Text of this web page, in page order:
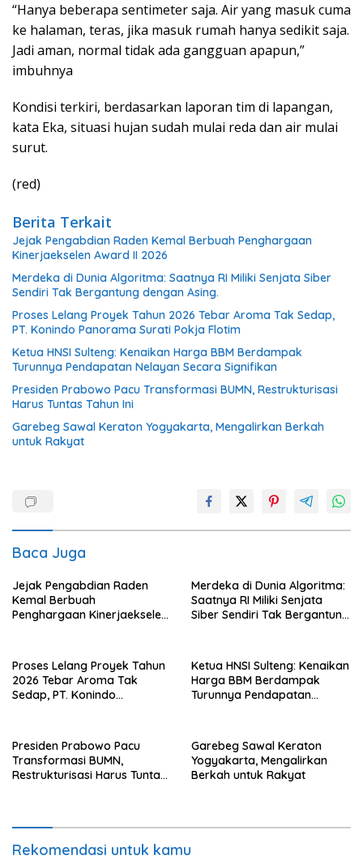
“Hanya beberapa sentimeter saja. Air yang masuk cuma
ke halaman, teras, jika masuk rumah hanya sedikit saja.
Jadi aman, normal tidak ada gangguan apapun,”
imbuhnya
Kondisi terkiri, berdasarkan laporan tim di lapangan,
kata Eka, situasi hujan sudah mulai reda dan air mulai
surut.
(red)
Berita Terkait
Jejak Pengabdian Raden Kemal Berbuah Penghargaan
Kinerjaekselen Award II 2026
Merdeka di Dunia Algoritma: Saatnya RI Miliki Senjata Siber
Sendiri Tak Bergantung dengan Asing.
Proses Lelang Proyek Tahun 2026 Tebar Aroma Tak Sedap,
PT. Konindo Panorama Surati Pokja Flotim
Ketua HNSI Sulteng: Kenaikan Harga BBM Berdampak
Turunnya Pendapatan Nelayan Secara Signifikan
Presiden Prabowo Pacu Transformasi BUMN, Restrukturisasi
Harus Tuntas Tahun Ini
Garebeg Sawal Keraton Yogyakarta, Mengalirkan Berkah
untuk Rakyat
Baca Juga
Jejak Pengabdian Raden
Kemal Berbuah
Penghargaan Kinerjaekselen
Merdeka di Dunia Algoritma:
Saatnya RI Miliki Senjata
Siber Sendiri Tak Bergantung
Proses Lelang Proyek Tahun
2026 Tebar Aroma Tak
Sedap, PT. Konindo
Ketua HNSI Sulteng: Kenaikan
Harga BBM Berdampak
Turunnya Pendapatan
Presiden Prabowo Pacu
Transformasi BUMN,
Restrukturisasi Harus Tuntas
Garebeg Sawal Keraton
Yogyakarta, Mengalirkan
Berkah untuk Rakyat
Rekomendasi untuk kamu